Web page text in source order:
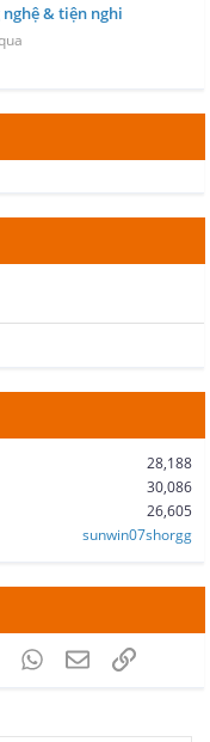
nghệ & tiện nghi
28,188
30,086
26,605
sunwin07shorgg
TumblrWhatsApp
EmailLink